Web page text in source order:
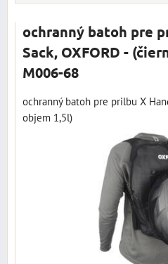
ochranný batoh pre
Sack, OXFORD -
M006-68
ochranný batoh pre prilbu X
objem 1,5l)